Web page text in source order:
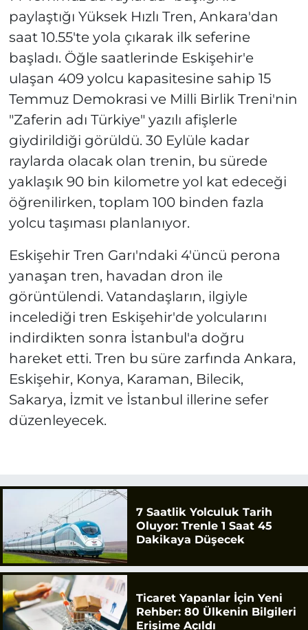
paylaştığı Yüksek Hızlı Tren, Ankara'dan
saat 10.55'te yola çıkarak ilk seferine
başladı. Öğle saatlerinde Eskişehir'e
ulaşan 409 yolcu kapasitesine sahip 15
Temmuz Demokrasi ve Milli Birlik Treni'nin
"Zaferin adı Türkiye" yazılı afişlerle
giydirildiği görüldü. 30 Eylüle kadar
raylarda olacak olan trenin, bu sürede
yaklaşık 90 bin kilometre yol kat edeceği
öğrenilirken, toplam 100 binden fazla
yolcu taşıması planlanıyor.
Eskişehir Tren Garı'ndaki 4'üncü perona
yanaşan tren, havadan dron ile
görüntülendi. Vatandaşların, ilgiyle
incelediği tren Eskişehir'de yolcularını
indirdikten sonra İstanbul'a doğru
hareket etti. Tren bu süre zarfında Ankara,
Eskişehir, Konya, Karaman, Bilecik,
Sakarya, İzmit ve İstanbul illerine sefer
düzenleyecek.
7 Saatlik Yolculuk Tarih
Oluyor: Trenle 1 Saat 45
Dakikaya Düşecek
Ticaret Yapanlar İçin Yeni
Rehber: 80 Ülkenin Bilgileri
Erişime Açıldı